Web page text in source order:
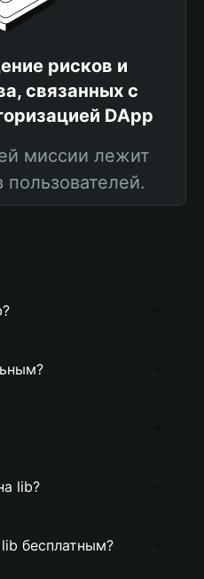
рисков и
связанных с
DApp
миссии лежит
пользователей.
lib?
бесплатным?